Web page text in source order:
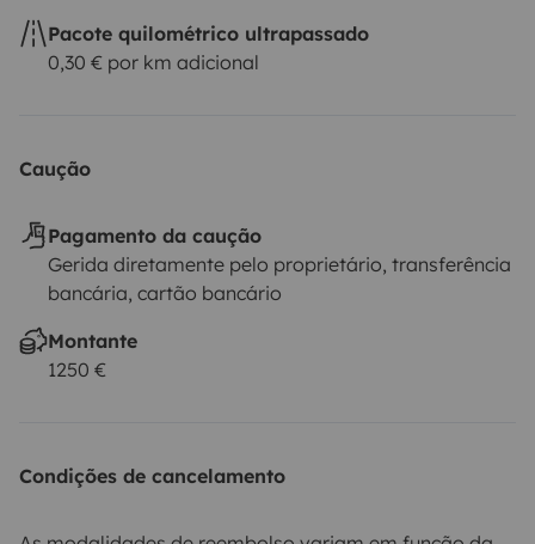
Pacote quilométrico ultrapassado
0,30 € por km adicional
Caução
Pagamento da caução
Gerida diretamente pelo proprietário, transferência
bancária, cartão bancário
Montante
1250 €
Condições de cancelamento